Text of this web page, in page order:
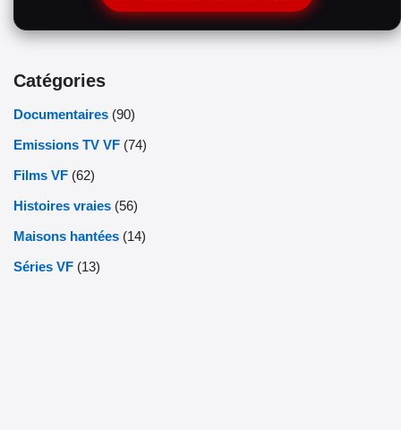
Catégories
Documentaires (90)
Emissions TV VF (74)
Films VF (62)
Histoires vraies (56)
Maisons hantées (14)
Séries VF (13)